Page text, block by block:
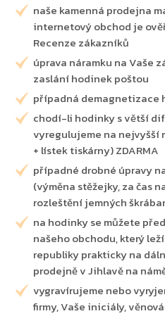
naše kamenná prodejna
internetový obchod je
Recenze zákazníků
úprava náramku na Vaše
zaslání hodinek poštou
případná demagnetizace
chodí-li hodinky s větší
vyregulujeme na nejvyšší
+ lístek tiskárny) ZDARMA
případné drobné úpravy
(výměna stěžejky, za čas
rozleštění jemných
na hodinky se můžete
našeho obchodu, který
republiky prakticky na
prodejně v Jihlavě na
vygravírujeme nebo
firmy, Vaše iniciály,